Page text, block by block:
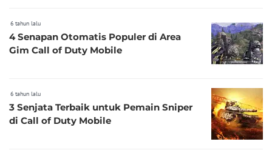
6 tahun lalu
4 Senapan Otomatis Populer di Area
Gim Call of Duty Mobile
6 tahun lalu
3 Senjata Terbaik untuk Pemain Sniper
di Call of Duty Mobile